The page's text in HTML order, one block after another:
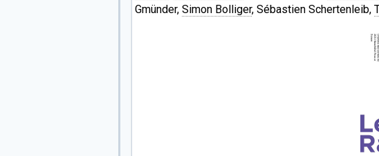
Gmünder, Simon Bolliger, Sébastien Schertenleib,